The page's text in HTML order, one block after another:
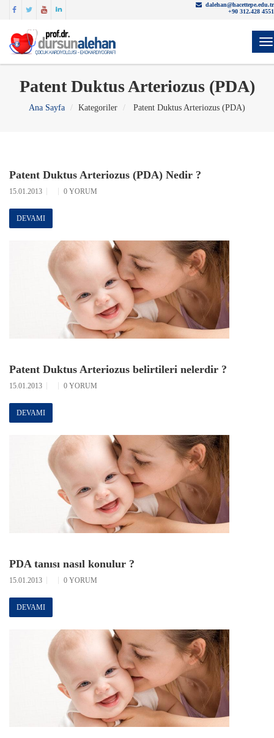
dalehan@hacettepe.edu.tr
+90 312.428 4551
Patent Duktus Arteriozus (PDA)
Ana Sayfa Kategoriler Patent Duktus Arteriozus (PDA)
Patent Duktus Arteriozus (PDA) Nedir ?
15.01.2013 0 YORUM
DEVAMI
Patent Duktus Arteriozus belirtileri nelerdir ?
15.01.2013 0 YORUM
DEVAMI
PDA tanısı nasıl konulur ?
15.01.2013 0 YORUM
DEVAMI